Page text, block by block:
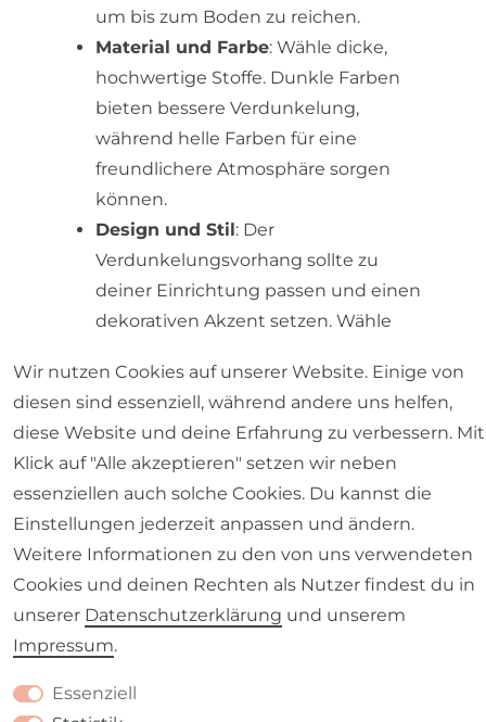
um bis zum Boden zu reichen.
Material und Farbe: Wähle dicke,
hochwertige Stoffe. Dunkle Farben
bieten bessere Verdunkelung,
während helle Farben für eine
freundlichere Atmosphäre sorgen
können.
Design und Stil: Der
Verdunkelungsvorhang sollte zu
deiner Einrichtung passen und einen
dekorativen Akzent setzen. Wähle
klassischen Designs oder einfarbigen
Vorhängen, je nach deinem
Geschmack.
Einfache Montage des
Verdunkelungsvorhangs
Die Montage eines
Verdunkelungsvorhangs ist unkompliziert:
Teile bereit. Überprüfe, ob alle
Wir nutzen Cookies auf unserer Website. Einige von
diesen sind essenziell, während andere uns helfen,
diese Website und deine Erfahrung zu verbessern. Mit
Klick auf "Alle akzeptieren" setzen wir neben
essenziellen auch solche Cookies. Du kannst die
Einstellungen jederzeit anpassen und ändern.
Weitere Informationen zu den von uns verwendeten
Cookies und deinen Rechten als Nutzer findest du in
unserer Daten­schutz­erklärung und unserem
Impressum.
Essenziell